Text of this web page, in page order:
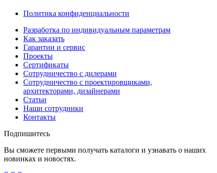
Политика конфиденциальности
Разработка по индивидуальным параметрам
Как заказать
Гарантии и сервис
Проекты
Сертификаты
Сотрудничество с дилерами
Сотрудничество с проектировщиками,
архитекторами, дизайнерами
Статьи
Наши сотрудники
Контакты
Подпишитесь
Вы сможете первыми получать каталоги и узнавать о наших
новинках и новостях.